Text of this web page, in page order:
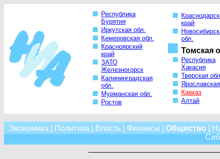
Республика
Бурятия
Иркутская обл.
Кемеровская обл.
Красноярский
край
ЗАТО
Железногорск
Калининградская
обл.
Мурманская обл.
Ростов
край
обл.
Томская
Республика
Хакасия
Тверская
Кавказ
Алтай
Экономика Политика Власть| Финансы Общество